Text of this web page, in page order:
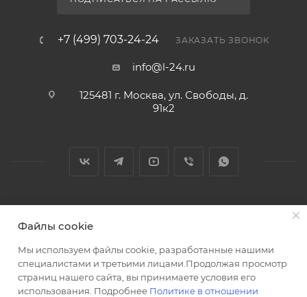
+7 (499) 703-24-24 ЗАКАЗАТЬ ЗВОНОК
info@l-24.ru
125481 г. Москва, ул. Свободы, д.
91к2
Файлы cookie
Мы используем файлы cookie, разработанные нашими
специалистами и третьими лицами.Продолжая просмотр
страниц нашего сайта, вы принимаете условия его
использования. Подробнее Политике в отношении